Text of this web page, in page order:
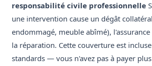
responsabilité civile professionnelle
une intervention cause un dégât
endommagé, meuble abîmé),
la réparation. Cette couverture est
standards — vous n'avez pas à payer